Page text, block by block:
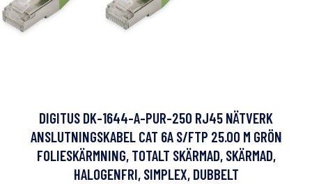
DIGITUS DK-1644-A-PUR-250 RJ45 NÄTVERK
ANSLUTNINGSKABEL CAT 6A S/FTP 25.00 M GRÖN
FOLIESKÄRMNING, TOTALT SKÄRMAD, SKÄRMAD,
HALOGENFRI, SIMPLEX, DUBBELT